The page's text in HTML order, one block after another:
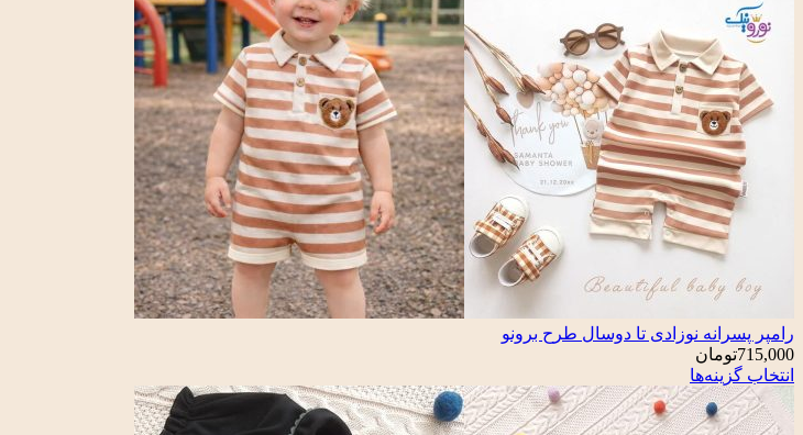
رامپر پسرانه نوزادی تا دوسال طرح برونو
715,000تومان
انتخاب گزینه‌ها